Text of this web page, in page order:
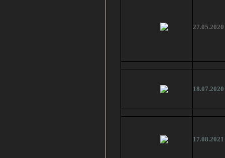
27.05.2020
18.07.2020
17.08.2021